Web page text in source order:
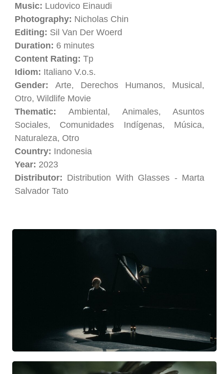
Music: Ludovico Einaudi
Photography: Nicholas Chin
Editing: Sil Van Der Woerd
Duration: 6 minutes
Content Rating: Tp
Idiom: Italiano V.o.s.
Gender: Arte, Derechos Humanos, Musical,
Otro, Wildlife Movie
Thematic:Ambiental, Animales, Asuntos
Sociales, Comunidades Indígenas, Música,
Naturaleza, Otro
Country: Indonesia
Year: 2023
Distributor: Distribution With Glasses - Marta
Salvador Tato